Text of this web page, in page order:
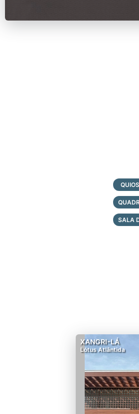
SALA
XANGRI-LÁ
Lótus Atlântida